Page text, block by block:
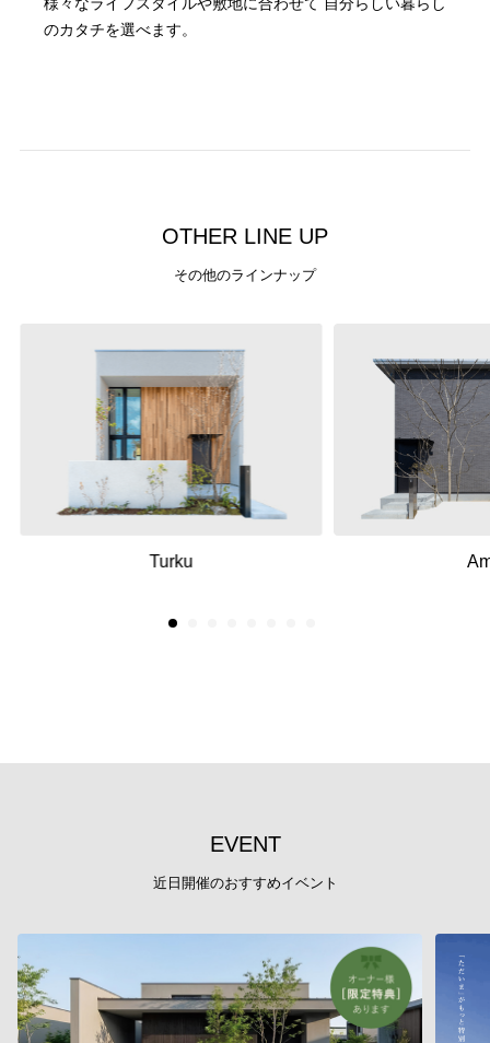
様々なライフスタイルや敷地に合わせて
自分らしい暮らし
のカタチを選べます。
OTHER LINE UP
その他のラインナップ
Turku
EVENT
近日開催のおすすめイベント